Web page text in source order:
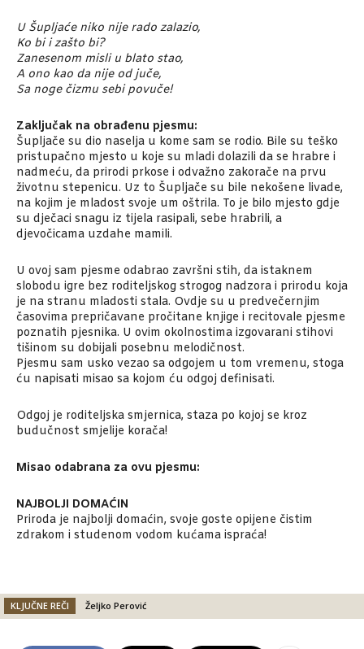
U Šupljaće niko nije rado zalazio,
Ko bi i zašto bi?
Zanesenom misli u blato stao,
A ono kao da nije od juče,
Sa noge čizmu sebi povuče!
Zaključak na obrađenu pjesmu:
Šupljače su dio naselja u kome sam se rodio. Bile su teško
pristupačno mjesto u koje su mladi dolazili da se hrabre i
nadmeću, da prirodi prkose i odvažno zakorače na prvu
životnu stepenicu. Uz to Šupljače su bile nekošene livade,
na kojim je mladost svoje um oštrila. To je bilo mjesto gdje
su dječaci snagu iz tijela rasipali, sebe hrabrili, a
djevočicama uzdahe mamili.
U ovoj sam pjesme odabrao završni stih, da istaknem
slobodu igre bez roditeljskog strogog nadzora i prirodu koja
je na stranu mladosti stala. Ovdje su u predvečernjim
časovima prepričavane pročitane knjige i recitovale pjesme
poznatih pjesnika. U ovim okolnostima izgovarani stihovi
tišinom su dobijali posebnu melodičnost.
Pjesmu sam usko vezao sa odgojem u tom vremenu, stoga
ću napisati misao sa kojom ću odgoj definisati.
Odgoj je roditeljska smjernica, staza po kojoj se kroz
budučnost smjelije korača!
Misao odabrana za ovu pjesmu:
NAJBOLJI DOMAĆIN
Priroda je najbolji domaćin, svoje goste opijene čistim
zdrakom i studenom vodom kućama ispraća!
KLJUČNE REČI Željko Perović